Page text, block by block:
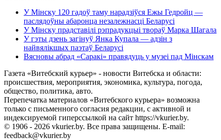
У Мінску 120 гадоў таму нарадзіўся Ежы Гедройц —
паслядоўны абаронца незалежнасці Беларусі
У Мінску прадставілі рэпрадукцыі твораў Марка Шагала
У гэты дзень загінуў Янка Купала — адзін з
найвялікшых паэтаў Беларусі
Вясновы абрад «Саракі» правядуць у музеі пад Мінскам
Газета «Витебский курьер» - новости Витебска и области:
происшествия, мероприятия, экономика, культура, погода,
общество, политика, авто.
Перепечатка материалов «Витебского курьера» возможна
только с письменного согласия редакции, с активной и
индексируемой гиперссылкой на сайт https://vkurier.by.
© 1906 - 2026 vkurier.by. Все права защищены. E-mail:
feedback@vkurier.by